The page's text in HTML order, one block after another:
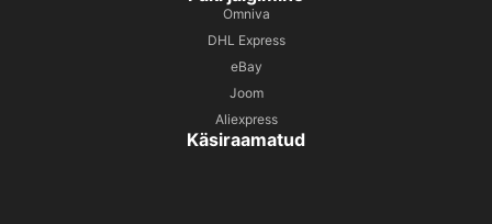
Omniva
DHL Express
eBay
Joom
Aliexpress
Käsiraamatud